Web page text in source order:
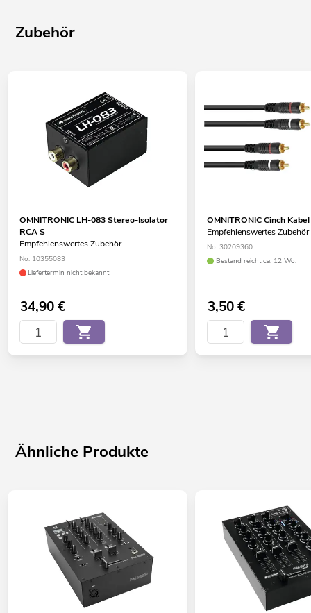
Zubehör
OMNITRONIC LH-083 Stereo-Isolator
RCA S
Empfehlenswertes Zubehör
No. 10355083
Liefertermin nicht bekannt
34,90€
OMNITRONIC Cinch
Empfehlenswertes Zubehör
No. 30209360
Bestand reicht ca. 12 Wo.
3,50€
Ähnliche Produkte